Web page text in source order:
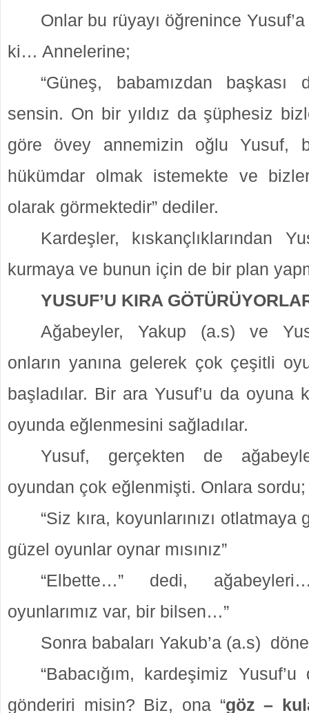
Onlar bu rüyayı öğrenince Yusuf’a
ki… Annelerine;
“Güneş, babamızdan
sensin. On bir yıldız da şüphesiz
göre övey annemizin oğlu Yusuf,
hükümdar olmak istemekte ve
olarak görmektedir” dediler.
Kardeşler, kıskançlıklarından
kurmaya ve bunun için de bir plan
YUSUF’U KIRA
Ağabeyler, Yakup (a.s) ve
onların yanına gelerek çok çeşitli
başladılar. Bir ara Yusuf’u da oyuna
oyunda eğlenmesini sağladılar.
Yusuf, gerçekten de
oyundan çok eğlenmişti. Onlara sordu;
“Siz kıra, koyunlarınızı
güzel oyunlar oynar mısınız”
“Elbette…” dedi,
oyunlarımız var, bir bilsen…”
Sonra babaları Yakub’a (a.s)
“Babacığım, kardeşimiz
gönderiri misin? Biz, ona “göz –